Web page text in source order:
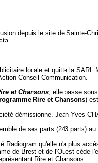
depuis le site de Sainte-
locale et quitte la SARL
Conseil Communication.
et Chansons, elle passe
Rire et Chansons)
démissionne. Jean-Yves
de ses parts (243 parts)
Radiogram qu'elle n'a plus
de Brest et de l'Ouest cède
Rire et Chansons.